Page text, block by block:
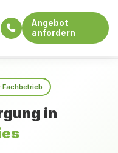
Angebot
anfordern
Fachbetrieb
in